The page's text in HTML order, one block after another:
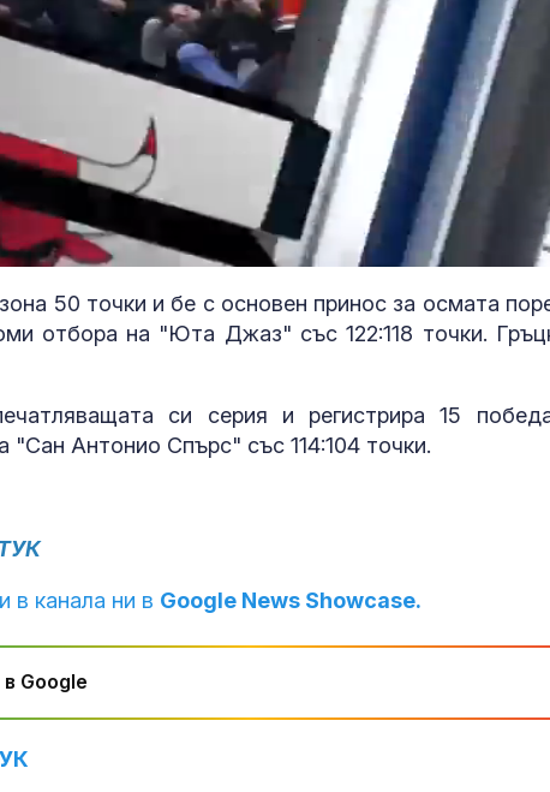
Loaded :
100.00%
50 точки и бе с основен принос за осмата
отбора на "Юта Джаз" със 122:118 точки.
си серия и регистрира 15
"Сан Антонио Спърс" със 114:104 точки.
в канала ни в Google News Showcase.
Google
от сружбите: Какъв е
ли е, коя е била целта